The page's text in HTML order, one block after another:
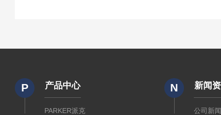
P 产品中心
PARKER派克
N 新闻
公司新